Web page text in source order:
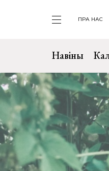
ПРА НАС
Навіны